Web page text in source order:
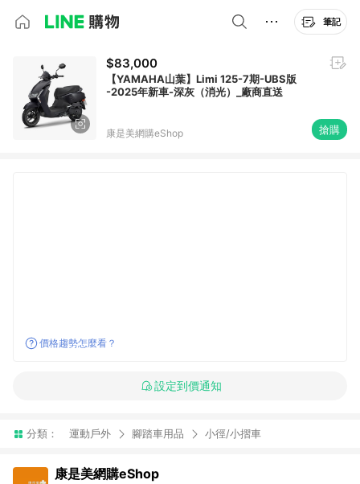
筆記
$83,000
【YAMAHA山葉】Limi 125-7期-UBS版
-2025年新車-深灰（消光）_廠商直送
康是美網購eShop 搶購
價格趨勢怎麼看？
設定到價通知
分類： 運動戶外 腳踏車用品 小徑/小摺車
康是美網購eShop